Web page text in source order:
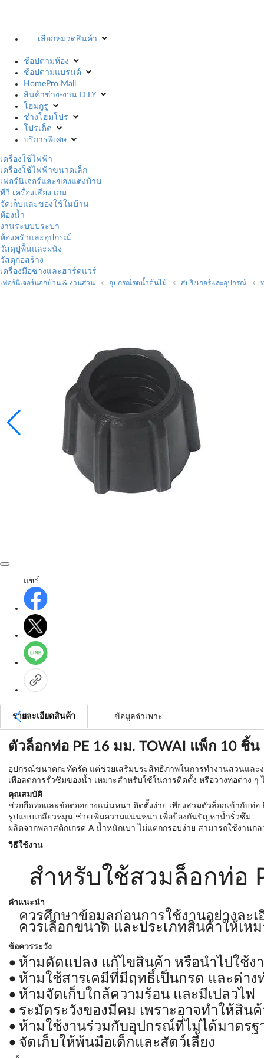
เลือกหมวดสินค้า
ช้อปตามห้อง
ช้อปตามแบรนด์
HomePro Mall
สินค้าช่าง-งาน D.I.Y
โฮมกูรู
ช่างโฮมโปร
โปรเด็ด
บริการพิเศษ
เครื่องใช้ไฟฟ้า
เครื่องใช้ไฟฟ้าขนาดเล็ก
เฟอร์นิเจอร์และของแต่งบ้าน
ทีวี เครื่องเสียง เกม
จัดเก็บและของใช้ในบ้าน
ห้องน้ำ
งานระบบประปา
ห้องครัวและอุปกรณ์
วัสดุปูพื้นและผนัง
วัสดุก่อสร้าง
เครื่องมือช่างและฮาร์ดแวร์
เฟอร์นิเจอร์นอกบ้าน & งานสวน อุปกรณ์รดน้ำต้นไม้ สปริงเกอร์และอุปกรณ์
แชร์
รายละเอียดสินค้า ข้อมูลจำเพาะ
ตัวล็อกท่อ PE 16 มม. TOWAI แพ็ก 10 ชิ้น
อุปกรณ์ขนาดกะทัดรัด แต่ช่วยเสริมประสิทธิภาพในการทำงานสวนและ
เพื่อลดการรั่วซึมของน้ำ เหมาะสำหรับใช้ในการติดตั้ง หรือวางท่อต่าง
คุณสมบัติ
ช่วยยึดท่อและข้อต่ออย่างแน่นหนา ติดตั้งง่าย เพียงสวมตัวล็อกเข้ากับท่อ
รูปแบบเกลียวหมุน ช่วยเพิ่มความแน่นหนา เพื่อป้องกันปัญหาน้ำรั่วซึม
ผลิตจากพลาสติกเกรด A น้ำหนักเบา ไม่แตกกรอบง่าย สามารถใช้งานกล
วิธีใช้งาน
สำหรับใช้สวมล็อกท่อ
คำแนะนำ
ควรศึกษาข้อมูลก่อนการใช้งานอย่างละเ
ควรเลือกขนาด และประเภทสินค้าให้เห
ข้อควรระวัง
ห้ามดัดแปลง แก้ไขสินค้า หรือนำไปใช้ง
ห้ามใช้สารเคมีที่มีฤทธิ์เป็นกรด และด่าง
ห้ามจัดเก็บใกล้ความร้อน และมีเปลวไฟ
ระมัดระวังของมีคม เพราะอาจทำให้สินค้
ห้ามใช้งานร่วมกับอุปกรณ์ที่ไม่ได้มาตรฐ
จัดเก็บให้พ้นมือเด็กและสัตว์เลี้ยง